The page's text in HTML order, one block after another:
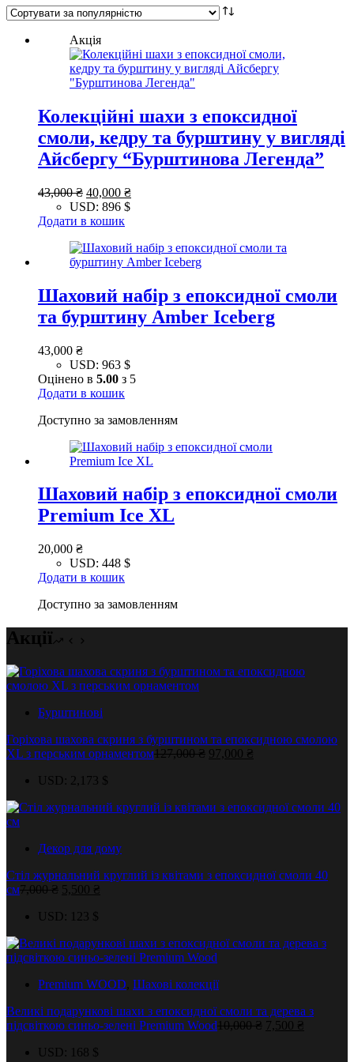
популярністю
Акція
Колекційні шахи з епоксидної
смоли, кедру та бурштину у вигляді
Айсбергу “Бурштинова Легенда”
43,000₴ Оригінальна
ціна:
43,000 ₴.
40,000 ₴Поточна
USD: 896 $
Додати в кошик
Шаховий набір з епоксидної смоли
та бурштину Amber Iceberg
43,000 ₴
USD: 963 $
Оцінено в 5.00 з 5
Додати в кошик
Доступно за замовленням
Шаховий набір з епоксидної смоли
Premium Ice XL
20,000 ₴
USD: 448 $
Додати в кошик
Доступно за замовленням
Акції
Бурштинові
Горіхова шахова скриня з бурштином та епоксидною смолою
XL з перським орнаментом127,000₴ Оригінальна
97,000 ₴
USD: 2,173 $
Декор для дому
Стіл журнальний круглий із квітами з епоксидної смоли 40
см7,000₴ Оригінальна
7,000 ₴.
5,500 ₴
USD: 123 $
Premium WOOD Шахові колекції
Великі подарункові шахи з епоксидної смоли та дерева з
підсвіткою синьо-зелені Premium Wood10,000₴ Оригінальна
7,500 ₴
USD: 168 $